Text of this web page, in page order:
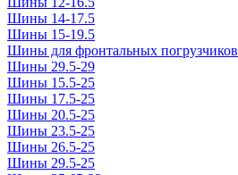
Шины 14-17.5
Шины 15-19.5
Шины для фронтальных погрузчиков
Шины 29.5-29
Шины 15.5-25
Шины 17.5-25
Шины 20.5-25
Шины 23.5-25
Шины 26.5-25
Шины 29.5-25